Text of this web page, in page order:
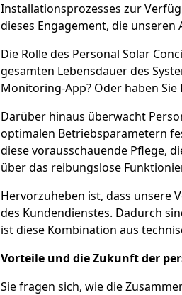
Installationsprozesses zur
dieses Engagement, die unseren
Die Rolle des Personal Solar
gesamten Lebensdauer des
Monitoring-App? Oder haben
Darüber hinaus überwacht
optimalen Betriebsparametern
diese vorausschauende Pflege,
über das reibungslose
Hervorzuheben ist, dass unsere
des Kundendienstes. Dadurch
ist diese Kombination aus
Vorteile und die Zukunft der
Sie fragen sich, wie die